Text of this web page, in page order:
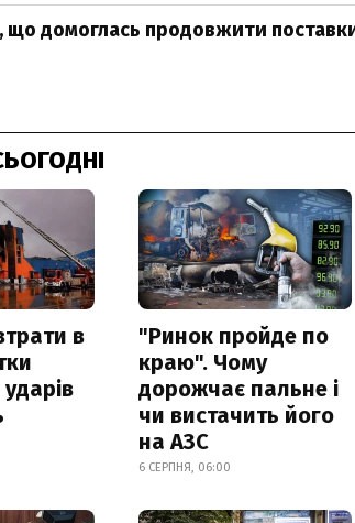
що домоглась продовжити
в
"Ринок пройде по
краю". Чому
дорожчає пальне і
чи вистачить його
на АЗС
6 СЕРПНЯ, 06:00